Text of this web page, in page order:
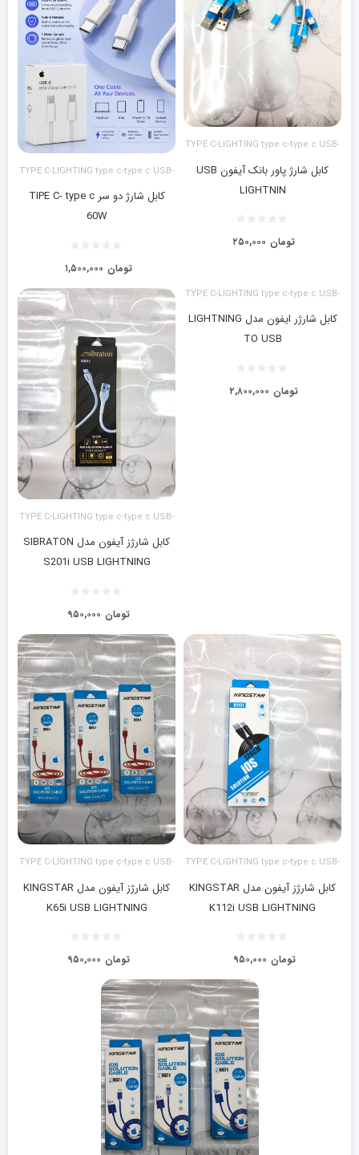
TYPE C-LIGHTING type c-type c USB-
کابل شارژ پاور بانک آیفون USB
LIGHTNIN
۲۵۰,۰۰۰ تومان
TYPE C-LIGHTING type c-type c USB-
کابل شارژ دو سر TIPE C- type c
60W
۱,۵۰۰,۰۰۰ تومان
TYPE C-LIGHTING type c-type c USB-
کابل شارژر ایفون مدل LIGHTNING
TO USB
۲,۸۰۰,۰۰۰ تومان
TYPE C-LIGHTING type c-type c USB-
کابل شارژز آیفون مدل SIBRATON
S201i USB LIGHTNING
۹۵۰,۰۰۰ تومان
TYPE C-LIGHTING type c-type c USB-
کابل شارژز آیفون مدل KINGSTAR
K112i USB LIGHTNING
۹۵۰,۰۰۰ تومان
TYPE C-LIGHTING type c-type c USB-
کابل شارژز آیفون مدل KINGSTAR
K65i USB LIGHTNING
۹۵۰,۰۰۰ تومان